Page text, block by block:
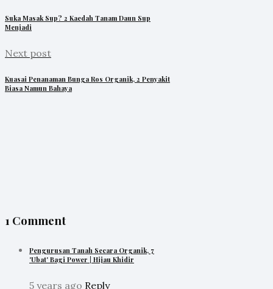
Suka Masak Sup? 2 Kaedah Tanam Daun Sup
Menjadi
Next post
Kuasai Penanaman Bunga Ros Organik, 2 Penyakit
Biasa Namun Bahaya
1 Comment
Pengurusan Tanah Secara Organik, 7
'Ubat' Bagi Power | Hijau Khidir
5 years ago Reply